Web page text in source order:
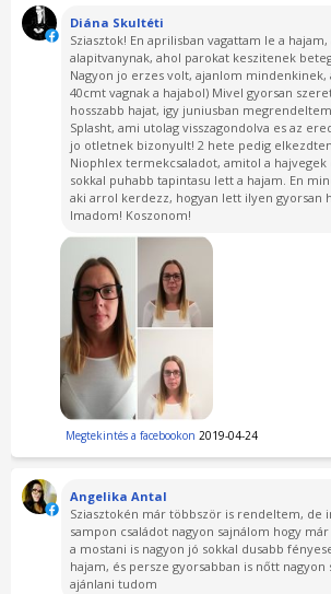
Diána Skultéti
Sziasztok! En aprilisban vagattam le a
alapitvanynak, ahol parokat keszitenek
Nagyon jo erzes volt, ajanlom mindenkinek,
40cmt vagnak a hajabol) Mivel gyorsan
hosszabb hajat, igy juniusban
Splasht, ami utolag visszagondolva es az
jo otletnek bizonyult! 2 hete pedig
Niophlex termekcsaladot, amitol a
sokkal puhabb tapintasu lett a hajam. En
aki arrol kerdezz, hogyan lett ilyen gyorsan
Imadom! Koszonom!
Megtekintés a facebookon 2019-04-24
Angelika Antal
Sziasztokén már többször is rendeltem, de
sampon családot nagyon sajnálom hogy
a mostani is nagyon jó sokkal dusabb
hajam, és persze gyorsabban is nőtt nagyon
ajánlani tudom